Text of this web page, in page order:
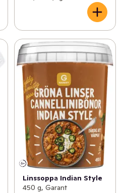
Linssoppa Indian Style
450 g, Garant